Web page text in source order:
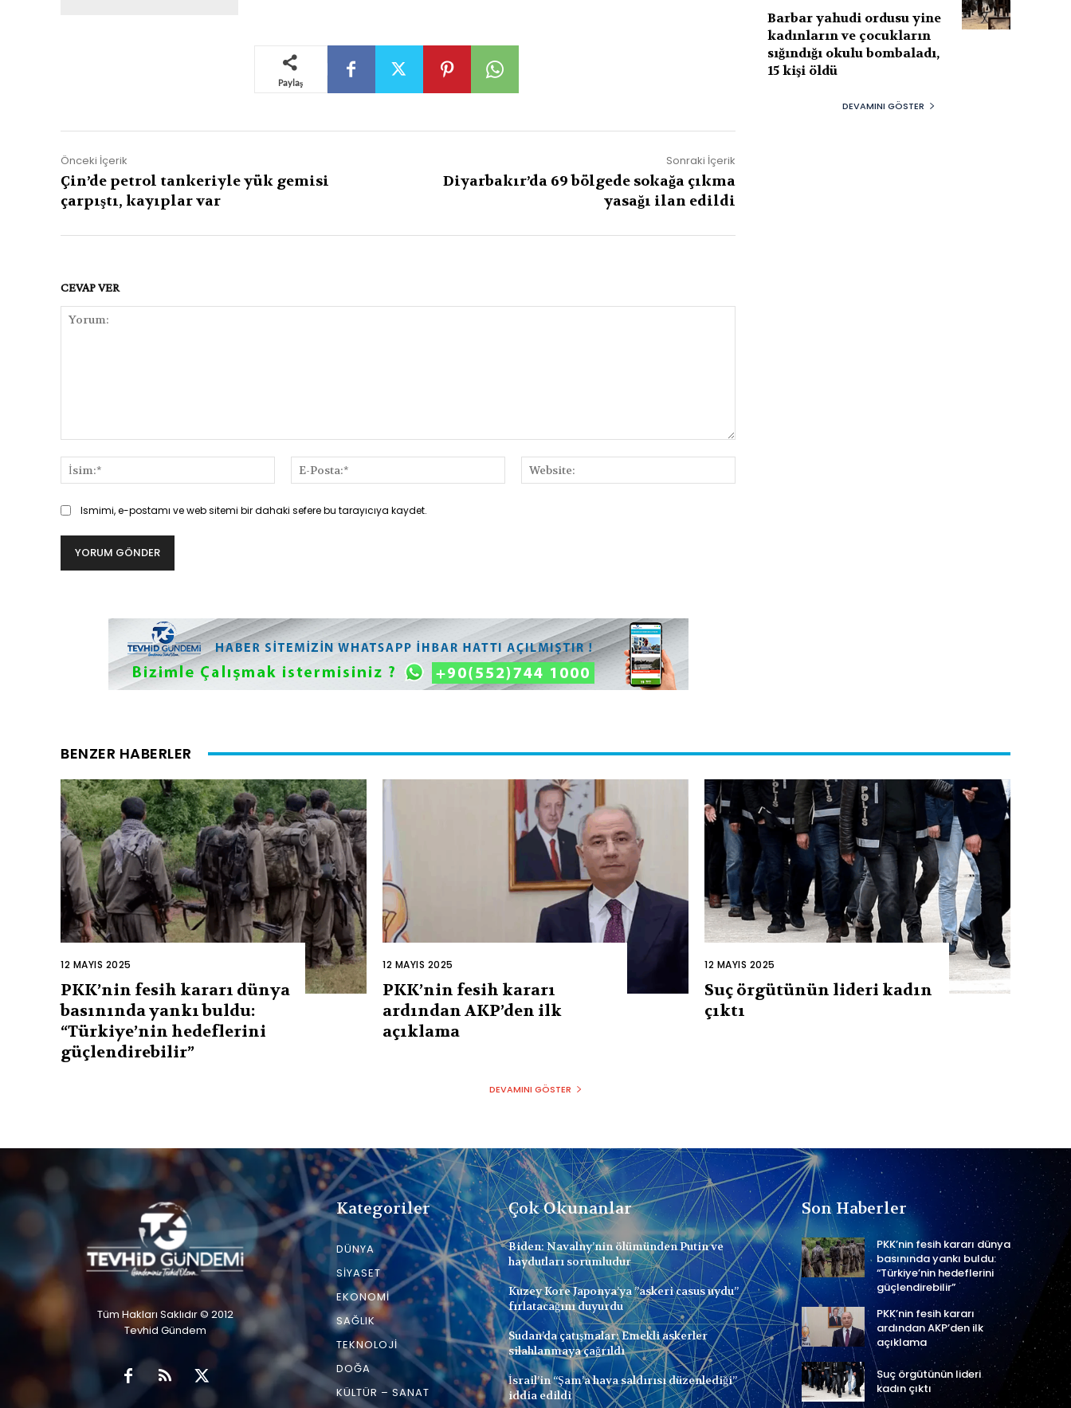
Paylaş
Önceki İçerik
Çin’de petrol tankeriyle yük gemisi
çarpıştı, kayıplar var
Sonraki İçerik
Diyarbakır’da 69 bölgede sokağa çıkma
yasağı ilan edildi
CEVAP VER
İsim:*
Posta:*
Ismimi, e-postamı ve web sitemi bir dahaki sefere bu tarayıcıya kaydet.
Barbar yahudi ordusu yine
kadınların ve çocukların
sığındığı okulu bombaladı,
15 kişi öldü
DEVAMINI GÖSTER
BENZER HABERLER
12 MAYIS 2025
PKK’nin fesih kararı dünya
basınında yankı buldu:
“Türkiye’nin hedeflerini
güçlendirebilir”
12 MAYIS 2025
PKK’nin fesih kararı
ardından AKP’den ilk
açıklama
12 MAYIS 2025
Suç örgütünün lideri kadın
çıktı
DEVAMINI GÖSTER
Tüm Hakları Saklıdır © 2012
Tevhid Gündem
Kategoriler
DÜNYA
SIYASET
EKONOMI
SAĞLIK
TEKNOLOJI
DOĞA
KÜLTÜR – SANAT
Çok Okunanlar
Biden: Navalny’nin ölümünden Putin ve
haydutları sorumludur
Kuzey Kore Japonya’ya ”askeri casus uydu”
fırlatacağını duyurdu
Sudan’da çatışmalar: Emekli askerler
silahlanmaya çağrıldı
İsrail’in “Şam’a hava saldırısı düzenlediği”
iddia edildi
Son Haberler
PKK’nin fesih kararı dünya
basınında yankı buldu:
“Türkiye’nin hedeflerini
güçlendirebilir”
PKK’nin fesih kararı
ardından AKP’den ilk
açıklama
Suç örgütünün lideri
kadın çıktı